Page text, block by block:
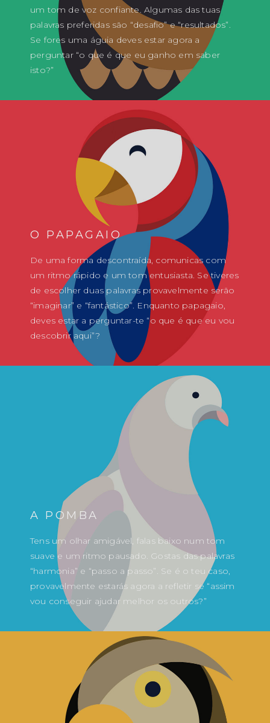
um tom de voz confiante. Algumas das tuas
palavras preferidas são “desafio” e “resultados”.
Se fores uma águia deves estar agora a
perguntar “o que é que eu ganho em saber
isto?”
O PAPAGAIO
De uma forma descontraída, comunicas com
um ritmo rápido e um tom entusiasta. Se tiveres
de escolher duas palavras provavelmente serão
“imaginar” e “fantástico”. Enquanto papagaio,
deves estar a perguntar-te “o que é que eu vou
descobrir aqui”?
A POMBA
Tens um olhar amigável, falas baixo num tom
suave e um ritmo pausado. Gostas das palavras
“harmonia” e “passo a passo”. Se é o teu caso,
provavelmente estarás agora a refletir se “assim
vou conseguir ajudar melhor os outros?”